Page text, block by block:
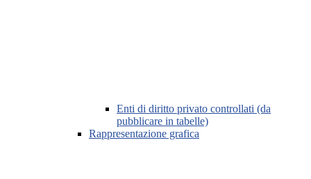
Enti di diritto privato controllati (da
pubblicare in tabelle)
Rappresentazione grafica